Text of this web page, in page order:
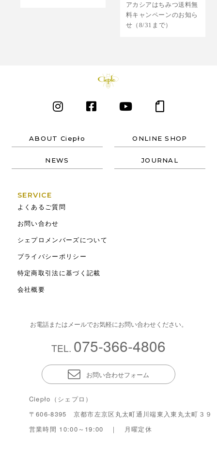
アカシアはちみつ送料無
料キャンペーンのお知ら
せ（8/31まで）
ABOUT Ciepło ONLINE SHOP
NEWS JOURNAL
SERVICE
よくあるご質問
お問い合わせ
シェプロメンバーズについて
プライバシーポリシー
特定商取引法に基づく記載
会社概要
お電話またはメールでお気軽にお問い合わせください。
TEL. 075-366-4806
お問い合わせフォーム
Ciepło（シェプロ）
〒606-8395 京都市左京区丸太町通川端東入東丸太町３９
営業時間 10:00～19:00 ｜ 月曜定休